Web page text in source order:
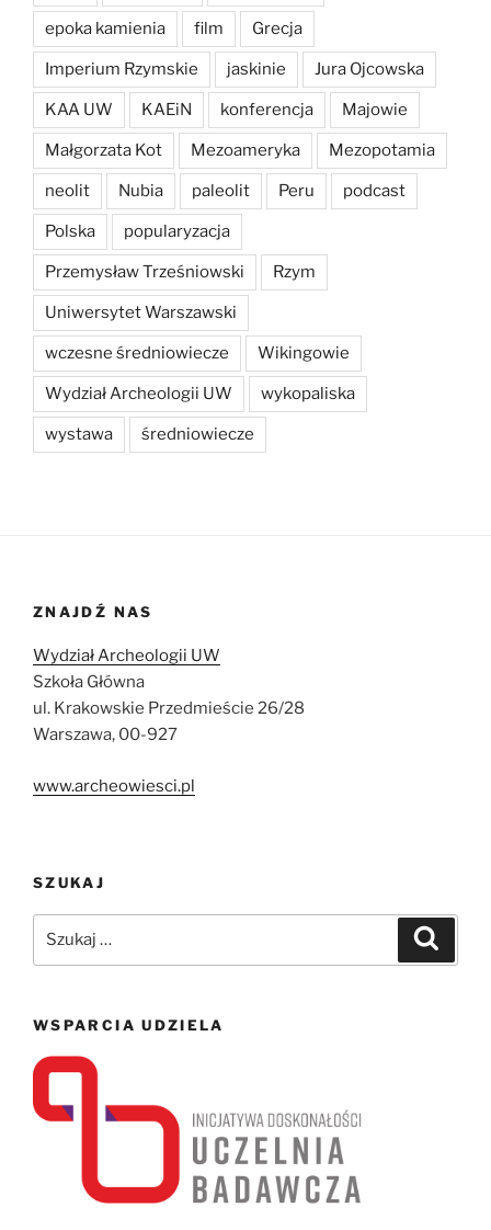
epoka kamienia film Grecja
Imperium Rzymskie jaskinie Jura Ojcowska
KAA UW KAEiN konferencja Majowie
Małgorzata Kot Mezoameryka Mezopotamia
neolit Nubia paleolit Peru podcast
Polska popularyzacja
Przemysław Trześniowski Rzym
Uniwersytet Warszawski
wczesne średniowiecze Wikingowie
Wydział Archeologii UW wykopaliska
wystawa średniowiecze
ZNAJDŹ NAS
Wydział Archeologii UW
Szkoła Główna
ul. Krakowskie Przedmieście 26/28
Warszawa, 00-927
www.archeowiesci.pl
SZUKAJ
WSPARCIA UDZIELA